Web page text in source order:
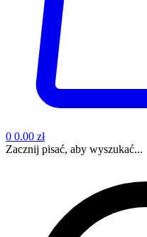
0 0.00 zł
Zacznij pisać, aby wyszukać...